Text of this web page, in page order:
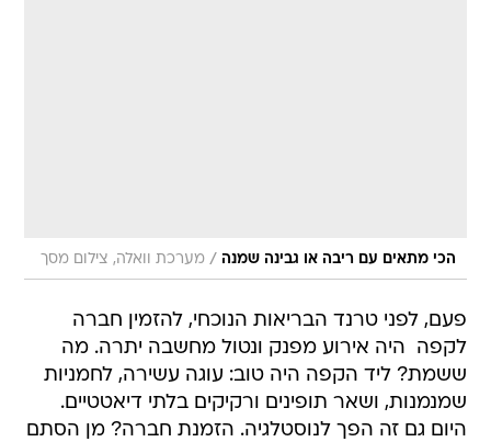
הכי מתאים עם ריבה או גבינה שמנה / מערכת וואלה, צילום מסך
פעם, לפני טרנד הבריאות הנוכחי, להזמין חברה
לקפה  היה אירוע מפנק ונטול מחשבה יתרה. מה
ששמת? ליד הקפה היה טוב: עוגה עשירה, לחמניות
שמנמנות, ושאר תופינים ורקיקים בלתי דיאטטיים.
היום גם זה הפך לנוסטלגיה. הזמנת חברה? מן הסתם